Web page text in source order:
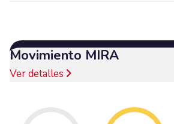
Movimiento MIRA
Ver detalles